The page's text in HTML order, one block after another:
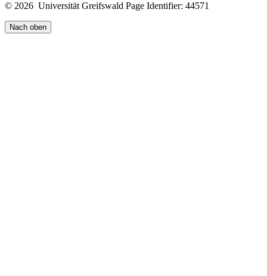
© 2026 Universität Greifswald Page Identifier: 44571
Nach oben